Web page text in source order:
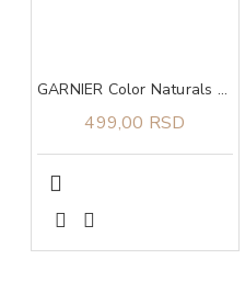
GARNIER Color Naturals 4.3 boja za kosu
499,00 RSD